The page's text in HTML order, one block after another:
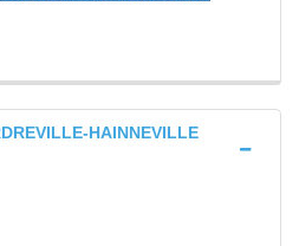
HAINNEVILLE